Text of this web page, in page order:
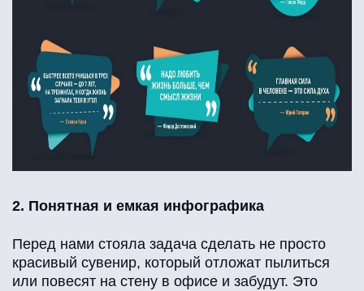
2. Понятная и емкая инфографика
Перед нами стояла задача сделать не просто
красивый сувенир, который отложат пылиться
или повесят на стену в офисе и забудут. Это